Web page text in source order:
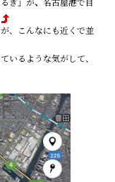
、こんなにも近くで並
いるような気がして、